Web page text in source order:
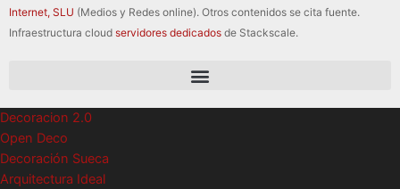
Internet, SLU (Medios y Redes online). Otros contenidos se cita fuente.
Infraestructura cloud servidores dedicados de Stackscale.
Decoracion 2.0
Open Deco
Decoración Sueca
Arquitectura Ideal